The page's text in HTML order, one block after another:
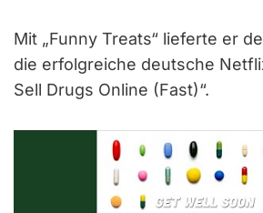
Mit „Funny Treats“ lieferte er
die erfolgreiche deutsche
Sell Drugs Online (Fast)“.